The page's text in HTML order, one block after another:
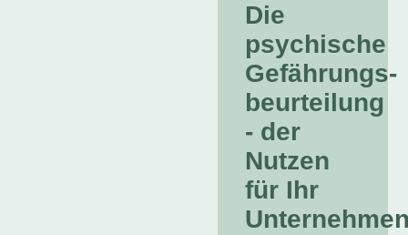
Die
psychische
Gefährungs-
beurteilung
- der
Nutzen
für Ihr